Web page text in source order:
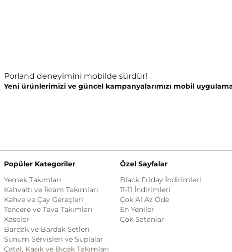
Porland deneyimini mobilde sürdür!
Yeni ürünlerimizi ve güncel kampanyalarımızı mobil
Popüler Kategoriler
Yemek Takımları
Kahvaltı ve İkram Takımları
Kahve ve Çay Gereçleri
Tencere ve Tava Takımları
Kaseler
Bardak ve Bardak Setleri
Sunum Servisleri ve Suplalar
Çatal, Kaşık ve Bıçak Takımları
Özel Sayfalar
Black Friday İndirimleri
11-11 İndirimleri
Çok Al Az Öde
En Yeniler
Çok Satanlar